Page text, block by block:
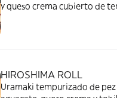
y queso crema cubierto de
HIROSHIMA ROLL
Uramaki tempurizado de